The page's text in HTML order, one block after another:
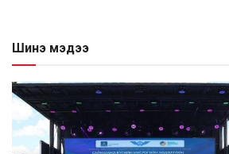
Шинэ мэдээ